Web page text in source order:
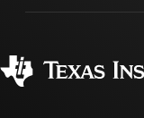
제조
myTI 계정 FAQ
주문 FAQ